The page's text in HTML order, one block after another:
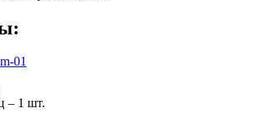
– 1 шт.